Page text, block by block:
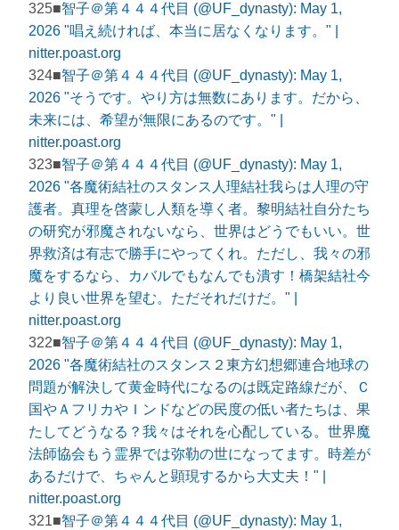
325■智子＠第４４４代目 (@UF_dynasty): May 1,
2026 "唱え続ければ、本当に居なくなります。" |
nitter.poast.org
324■智子＠第４４４代目 (@UF_dynasty): May 1,
2026 "そうです。やり方は無数にあります。だから、
未来には、希望が無限にあるのです。" |
nitter.poast.org
323■智子＠第４４４代目 (@UF_dynasty): May 1,
2026 "各魔術結社のスタンス人理結社我らは人理の守
護者。真理を啓蒙し人類を導く者。黎明結社自分たち
の研究が邪魔されないなら、世界はどうでもいい。世
界救済は有志で勝手にやってくれ。ただし、我々の邪
魔をするなら、カバルでもなんでも潰す！橋架結社今
より良い世界を望む。ただそれだけだ。" |
nitter.poast.org
322■智子＠第４４４代目 (@UF_dynasty): May 1,
2026 "各魔術結社のスタンス２東方幻想郷連合地球の
問題が解決して黄金時代になるのは既定路線だが、Ｃ
国やＡフリカやＩンドなどの民度の低い者たちは、果
たしてどうなる？我々はそれを心配している。世界魔
法師協会もう霊界では弥勒の世になってます。時差が
あるだけで、ちゃんと顕現するから大丈夫！" |
nitter.poast.org
321■智子＠第４４４代目 (@UF_dynasty): May 1,